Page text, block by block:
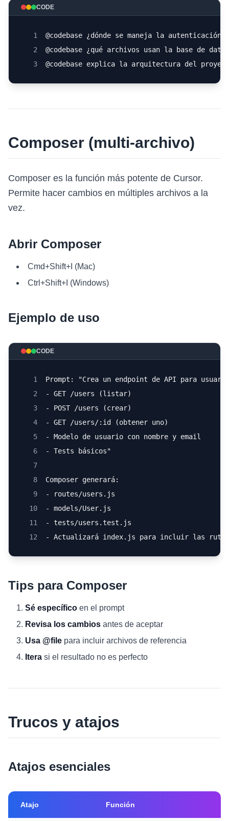
CODE
1
@codebase ¿dónde se maneja la autenticación?
2
@codebase ¿qué archivos usan la base de
3
@codebase explica la arquitectura del
Composer (multi-archivo)
Composer es la función más potente de Cursor.
Permite hacer cambios en múltiples archivos a la
vez.
Abrir Composer
Cmd+Shift+I (Mac)
Ctrl+Shift+I (Windows)
Ejemplo de uso
CODE
1
Prompt: "Crea un endpoint de API para
2
- GET /users (listar)
3
- POST /users (crear)
4
- GET /users/:id (obtener uno)
5
- Modelo de usuario con nombre y email
6
- Tests básicos"
7
8
Composer generará:
9
- routes/users.js
10
- models/User.js
11
- tests/users.test.js
12
- Actualizará index.js para incluir las rutas
Tips para Composer
Sé específico en el prompt
Revisa los cambios antes de aceptar
Usa @file para incluir archivos de referencia
Itera si el resultado no es perfecto
Trucos y atajos
Atajos esenciales
Atajo Función